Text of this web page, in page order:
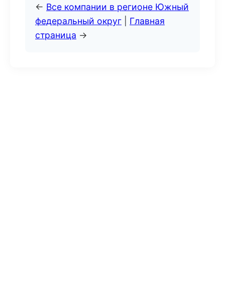
← Все компании в регионе Южный
федеральный округ
Главная
страница →